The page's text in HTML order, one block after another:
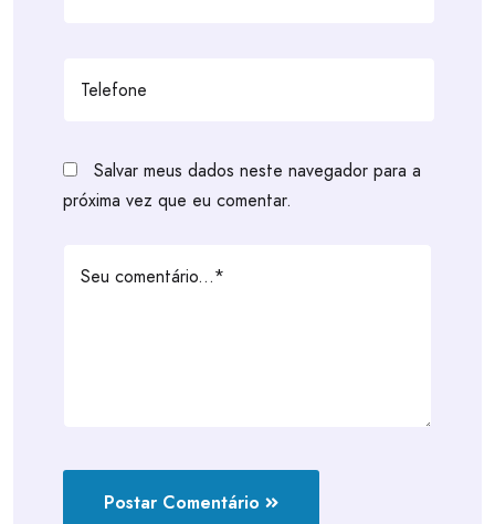
Salvar meus dados neste navegador para a
próxima vez que eu comentar.
Postar Comentário